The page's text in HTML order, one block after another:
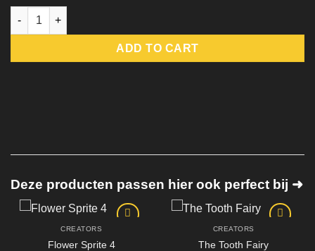
Bambelin 1 quantity
ADD TO CART
Deze producten passen hier ook perfect bij ➜
CREATORS
Flower Sprite 4
CREATORS
The Tooth Fairy